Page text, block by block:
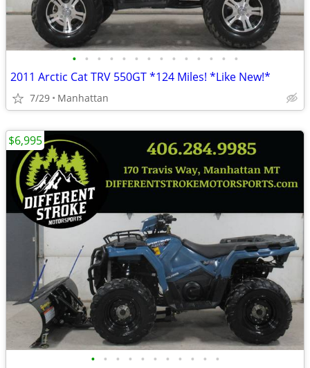
• • • • • • • • • • • • • •
2011 Arctic Cat TRV 550GT *124 Miles! *Like New!*
7/29 Manhattan
• • • • • • • • • • •
$6,995